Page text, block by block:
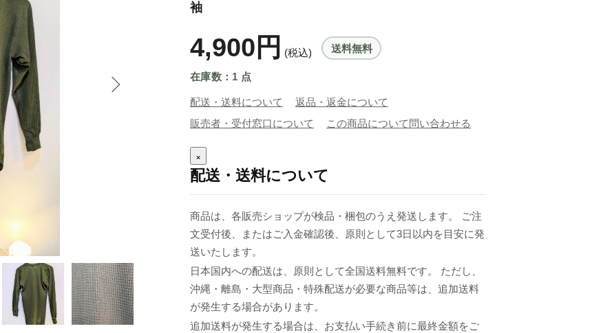
袖
4,900円 (税込) 送料無料
在庫数：1 点
配送・送料について
返品・返金について
販売者・受付窓口について
この商品について問い合わせる
×
配送・送料について
商品は、各販売ショップが検品・梱包のうえ発送します。 ご注
文受付後、またはご入金確認後、原則として3日以内を目安に発
送いたします。
日本国内への配送は、原則として全国送料無料です。 ただし、
沖縄・離島・大型商品・特殊配送が必要な商品等は、追加送料
が発生する場合があります。
追加送料が発生する場合は、お支払い手続き前に最終金額をご